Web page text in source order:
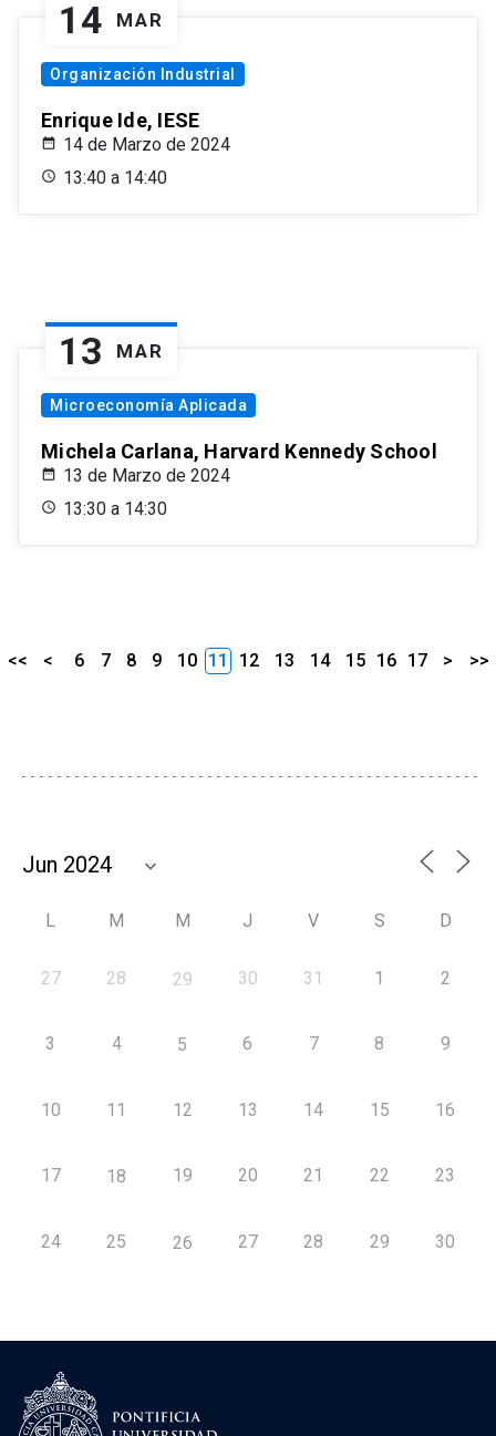
14 MAR
Organización Industrial
Enrique Ide, IESE
14 de Marzo de 2024
13:40 a 14:40
13 MAR
Microeconomía Aplicada
Michela Carlana, Harvard Kennedy School
13 de Marzo de 2024
13:30 a 14:30
<< < 6 7 8 9 10 11 12 13 14 15 16 17 > >>
L M M J V S D
27 28 29 30 31 1 2
3 4 5 6 7 8 9
10 11 12 13 14 15 16
17 18 19 20 21 22 23
24 25 26 27 28 29 30